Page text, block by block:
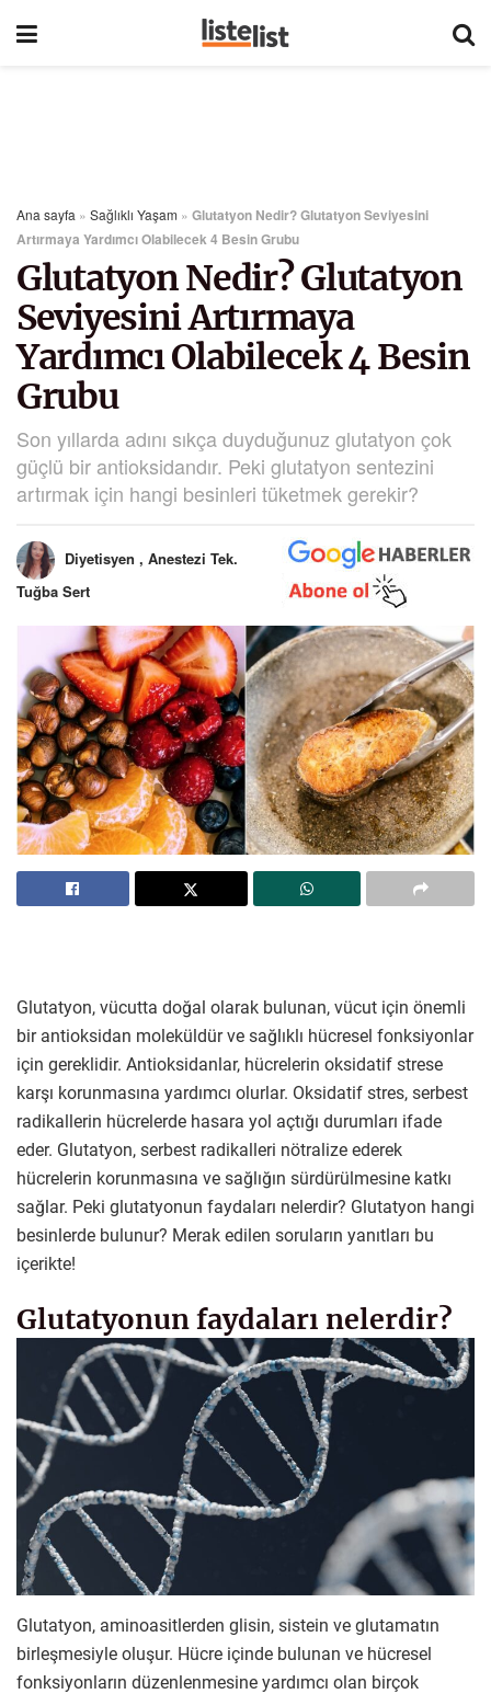
Ana sayfa » Sağlıklı Yaşam » Glutatyon Nedir? Glutatyon Seviyesini
Artırmaya Yardımcı Olabilecek 4 Besin Grubu
Glutatyon Nedir? Glutatyon
Seviyesini Artırmaya
Yardımcı Olabilecek 4 Besin
Grubu
Son yıllarda adını sıkça duyduğunuz glutatyon çok
güçlü bir antioksidandır. Peki glutatyon sentezini
artırmak için hangi besinleri tüketmek gerekir?
Diyetisyen , Anestezi Tek.
Tuğba Sert
Glutatyon, vücutta doğal olarak bulunan, vücut için önemli
bir antioksidan moleküldür ve sağlıklı hücresel fonksiyonlar
için gereklidir. Antioksidanlar, hücrelerin oksidatif strese
karşı korunmasına yardımcı olurlar. Oksidatif stres, serbest
radikallerin hücrelerde hasara yol açtığı durumları ifade
eder. Glutatyon, serbest radikalleri nötralize ederek
hücrelerin korunmasına ve sağlığın sürdürülmesine katkı
sağlar. Peki glutatyonun faydaları nelerdir? Glutatyon hangi
besinlerde bulunur? Merak edilen soruların yanıtları bu
içerikte!
Glutatyonun faydaları nelerdir?
Glutatyon, aminoasitlerden glisin, sistein ve glutamatın
birleşmesiyle oluşur. Hücre içinde bulunan ve hücresel
fonksiyonların düzenlenmesine yardımcı olan birçok